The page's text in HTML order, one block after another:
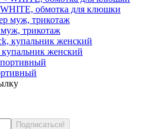
обмотка для клюшки
трикотаж
женский